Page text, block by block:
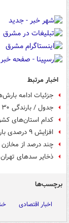
اخبار مرتبط
جزئیات ادامه
جدول / بارندگی ۳۰ ساعت گذشته در استان لرستان
کدام استان‌های
افزایش ۹ درصدی بارندگی در کشور
چند درصد از
ذخایر سدهای
برچسب‌ها
اخبار اقتصادی